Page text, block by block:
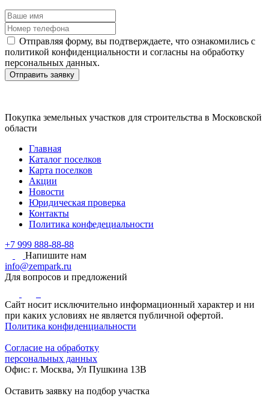
Отправляя форму, вы подтверждаете, что ознакомились с
политикой конфиденциальности и согласны на обработку
персональных данных.
Отправить заявку
Покупка земельных участков для строительства в Московской
области
Главная
Каталог поселков
Карта поселков
Акции
Новости
Юридическая проверка
Контакты
Политика конфедециальности
+7 999 888-88-88
Напишите нам
info@zempark.ru
Для вопросов и предложений
Сайт носит исключительно информационный характер и ни
при каких условиях не является публичной офертой.
Политика конфиденциальности
Согласие на обработку
персональных данных
Офис: г. Москва, Ул Пушкина 13В
Оставить заявку на подбор участка